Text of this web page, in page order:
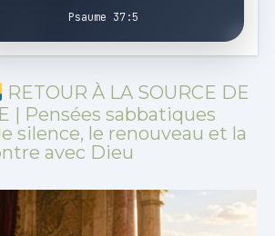
Psaume 37:5
RETOUR À LA SOURCE DE
| Pensées sabbatiques
silence, le renouveau et la
avec Dieu